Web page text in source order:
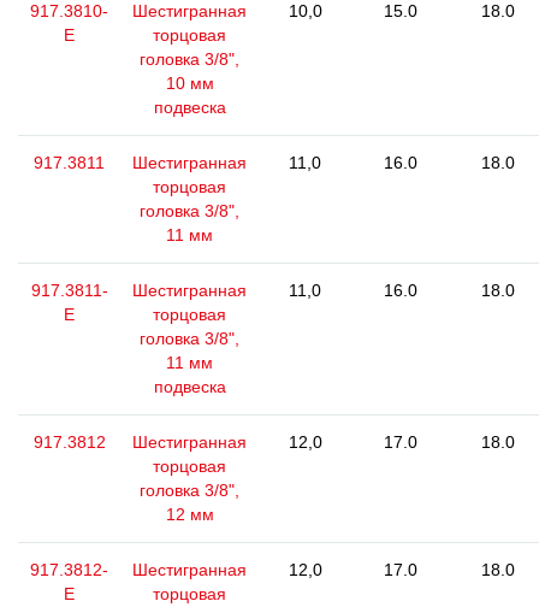
917.3810-
E
Шестигранная
торцовая
головка 3/8",
10 мм
подвеска
10,0 15.0 18.0
917.3811
Шестигранная
торцовая
головка 3/8",
11 мм
11,0 16.0 18.0
917.3811-
E
Шестигранная
торцовая
головка 3/8",
11 мм
подвеска
11,0 16.0 18.0
917.3812
Шестигранная
торцовая
головка 3/8",
12 мм
12,0 17.0 18.0
917.3812-
E
Шестигранная
торцовая
12,0 17.0 18.0